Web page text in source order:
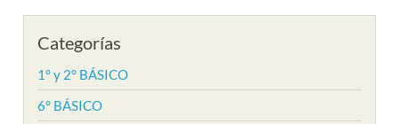
Categorías
1° y 2° BÁSICO
6° BÁSICO